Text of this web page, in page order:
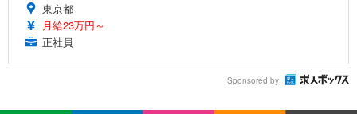
東京都
月給23万円～
正社員
Sponsored by